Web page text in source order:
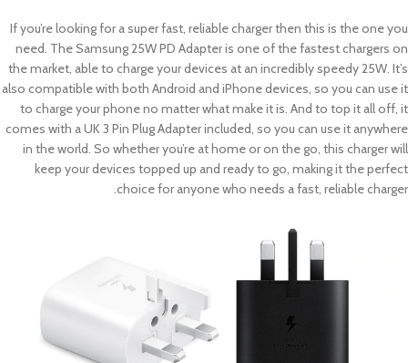
If you’re looking for a super fast, reliable charger then this is the one you
need. The Samsung 25W PD Adapter is one of the fastest chargers on
the market, able to charge your devices at an incredibly speedy 25W. It’s
also compatible with both Android and iPhone devices, so you can use it
to charge your phone no matter what make it is. And to top it all off, it
comes with a UK 3 Pin Plug Adapter included, so you can use it anywhere
in the world. So whether you’re at home or on the go, this charger will
keep your devices topped up and ready to go, making it the perfect
choice for anyone who needs a fast, reliable charger.